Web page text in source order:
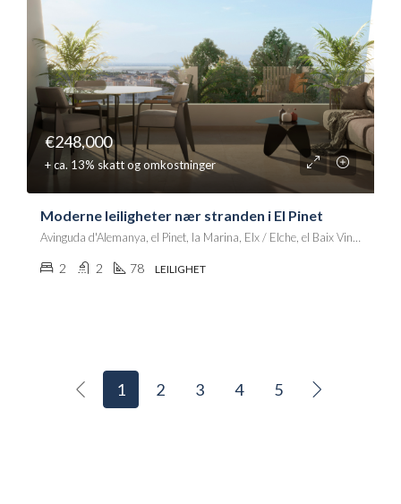
€248,000
+ ca. 13% skatt og omkostninger
Moderne leiligheter nær stranden i El Pinet
Avinguda d'Alemanya, el Pinet, la Marina, Elx / Elche, el Baix Vinalopó, Alacant / Alicante, Comunitat Valenciana, 03194, España
2 2 78 LEILIGHET
1 2 3 4 5